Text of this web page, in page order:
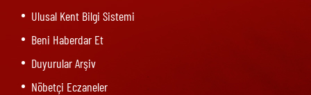
Ulusal Kent Bilgi Sistemi
Beni Haberdar Et
Duyurular Arşiv
Nöbetçi Eczaneler